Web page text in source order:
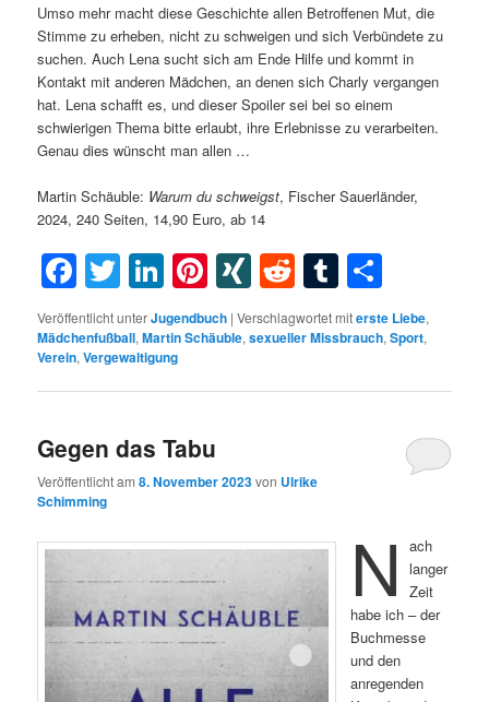
Umso mehr macht diese Geschichte allen Betroffenen Mut, die
Stimme zu erheben, nicht zu schweigen und sich Verbündete zu
suchen. Auch Lena sucht sich am Ende Hilfe und kommt in
Kontakt mit anderen Mädchen, an denen sich Charly vergangen
hat. Lena schafft es, und dieser Spoiler sei bei so einem
schwierigen Thema bitte erlaubt, ihre Erlebnisse zu verarbeiten.
Genau dies wünscht man allen …
Martin Schäuble: Warum du schweigst, Fischer Sauerländer,
2024, 240 Seiten, 14,90 Euro, ab 14
Facebook
Twitter
LinkedIn
Pinterest
XINGRedditTumblr
Veröffentlicht unterJugendbuch |Verschlagwortet miterste Liebe,
Mädchenfußball,Martin Schäuble,sexueller Missbrauch,Sport,
Verein,Vergewaltigung
Gegen das Tabu
Veröffentlicht am8. November 2023von Ulrike
Schimming
N
ach
langer
Zeit
habe ich – der
Buchmesse
und den
anregenden